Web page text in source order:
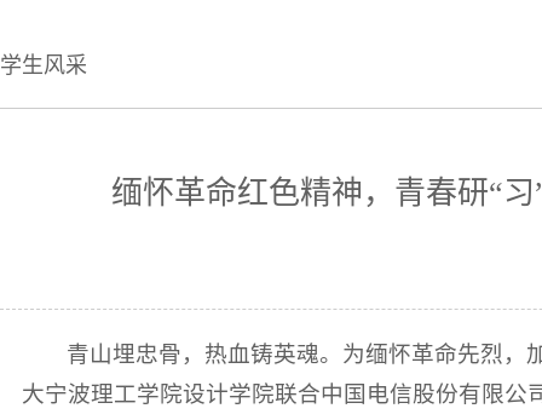
学生风采
缅怀革命红色精神，青春研“
青山埋忠骨，热血铸英魂。为缅怀革命先烈，
大宁波理工学院设计学院联合中国电信股份有限